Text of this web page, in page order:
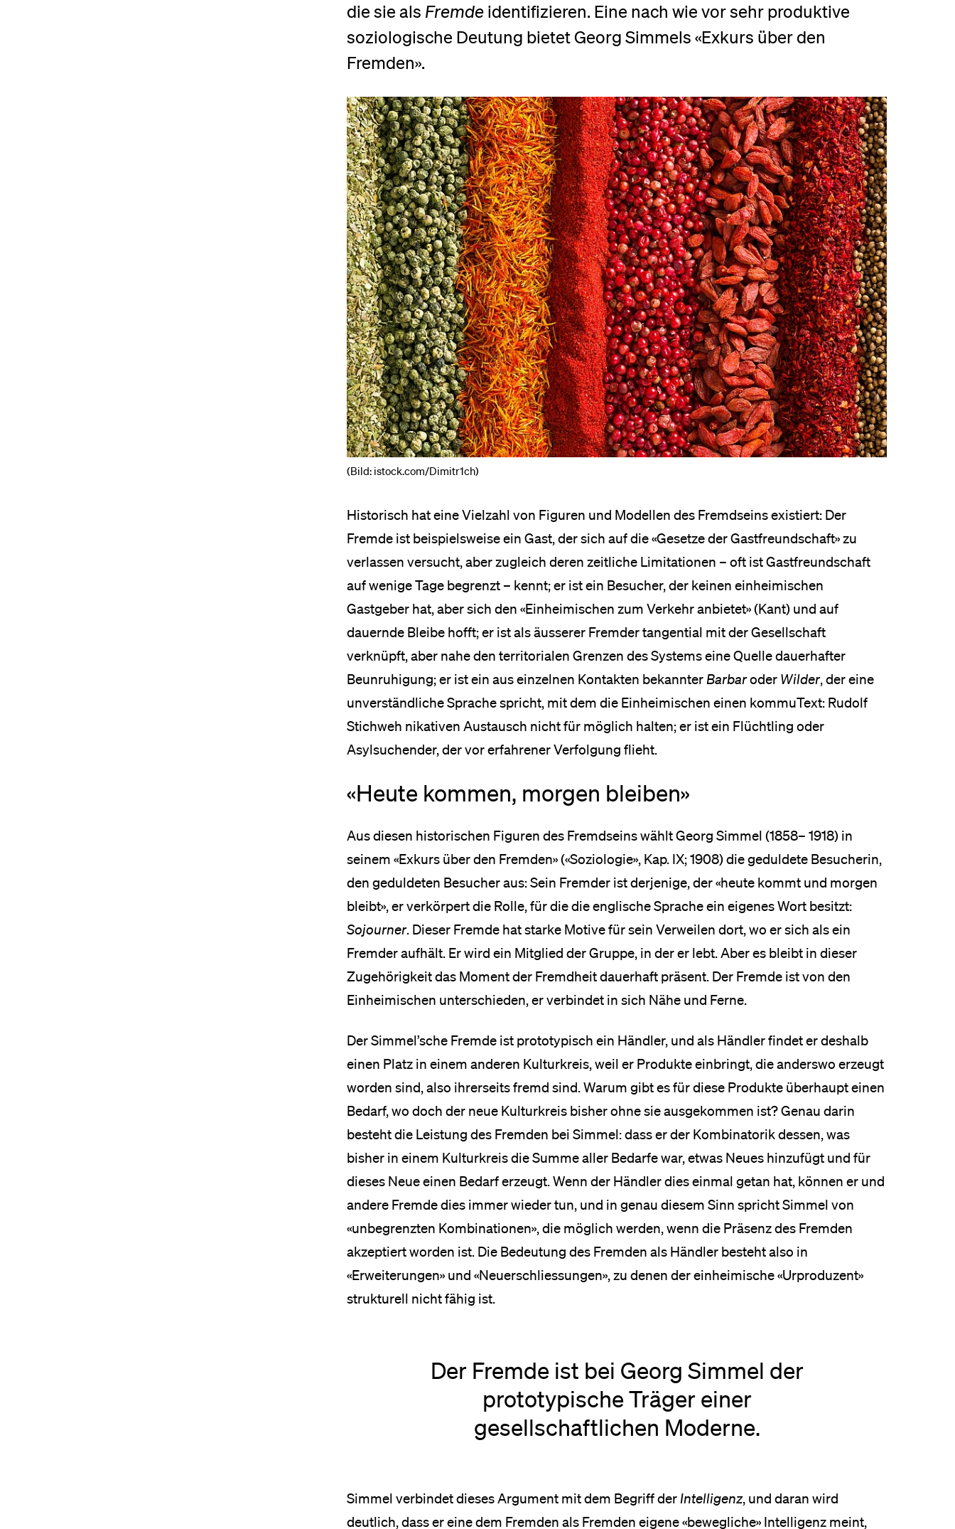
die sie als Fremde identifizieren. Eine nach wie vor sehr produktive
soziologische Deutung bietet Georg Simmels «Exkurs über den
Fremden».
(Bild: istock.com/Dimitr1ch)
Historisch hat eine Vielzahl von Figuren und Modellen des Fremdseins existiert: Der
Fremde ist beispielsweise ein Gast, der sich auf die «Gesetze der Gastfreundschaft» zu
verlassen versucht, aber zugleich deren zeitliche Limitationen – oft ist Gastfreundschaft
auf wenige Tage begrenzt – kennt; er ist ein Besucher, der keinen einheimischen
Gastgeber hat, aber sich den «Einheimischen zum Verkehr anbietet» (Kant) und auf
dauernde Bleibe hofft; er ist als äusserer Fremder tangential mit der Gesellschaft
verknüpft, aber nahe den territorialen Grenzen des Systems eine Quelle dauerhafter
Beunruhigung; er ist ein aus einzelnen Kontakten bekannter Barbaroder Wilder, der eine
unverständliche Sprache spricht, mit dem die Einheimischen einen kommuText: Rudolf
Stichweh nikativen Austausch nicht für möglich halten; er ist ein Flüchtling oder
Asylsuchender, der vor erfahrener Verfolgung flieht.
«Heute kommen, morgen bleiben»
Aus diesen historischen Figuren des Fremdseins wählt Georg Simmel (1858– 1918) in
seinem «Exkurs über den Fremden» («Soziologie», Kap. IX; 1908) die geduldete Besucherin,
den geduldeten Besucher aus: Sein Fremder ist derjenige, der «heute kommt und morgen
bleibt», er verkörpert die Rolle, für die die englische Sprache ein eigenes Wort besitzt:
Sojourner. Dieser Fremde hat starke Motive für sein Verweilen dort, wo er sich als ein
Fremder aufhält. Er wird ein Mitglied der Gruppe, in der er lebt. Aber es bleibt in dieser
Zugehörigkeit das Moment der Fremdheit dauerhaft präsent. Der Fremde ist von den
Einheimischen unterschieden, er verbindet in sich Nähe und Ferne.
Der Simmel’sche Fremde ist prototypisch ein Händler, und als Händler findet er deshalb
einen Platz in einem anderen Kulturkreis, weil er Produkte einbringt, die anderswo erzeugt
worden sind, also ihrerseits fremd sind. Warum gibt es für diese Produkte überhaupt einen
Bedarf, wo doch der neue Kulturkreis bisher ohne sie ausgekommen ist? Genau darin
besteht die Leistung des Fremden bei Simmel: dass er der Kombinatorik dessen, was
bisher in einem Kulturkreis die Summe aller Bedarfe war, etwas Neues hinzufügt und für
dieses Neue einen Bedarf erzeugt. Wenn der Händler dies einmal getan hat, können er und
andere Fremde dies immer wieder tun, und in genau diesem Sinn spricht Simmel von
«unbegrenzten Kombinationen», die möglich werden, wenn die Präsenz des Fremden
akzeptiert worden ist. Die Bedeutung des Fremden als Händler besteht also in
«Erweiterungen» und «Neuerschliessungen», zu denen der einheimische «Urproduzent»
strukturell nicht fähig ist.
Der Fremde ist bei Georg Simmel der
prototypische Träger einer
gesellschaftlichen Moderne.
Simmel verbindet dieses Argument mit dem Begriff der Intelligenz, und daran wird
deutlich, dass er eine dem Fremden als Fremden eigene «bewegliche» Intelligenz meint,
Mitarbeitende
Alumni
Stellensuchende
Förderer
Medien
Anmeldung und Zulassung